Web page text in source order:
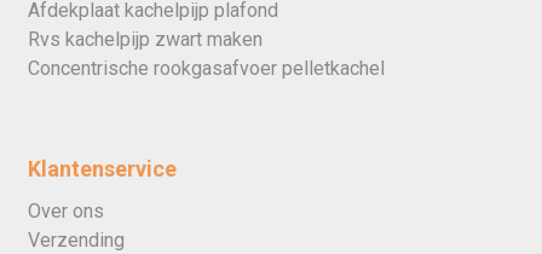
Afdekplaat kachelpijp plafond
Rvs kachelpijp zwart maken
Concentrische rookgasafvoer pelletkachel
Klantenservice
Over ons
Verzending